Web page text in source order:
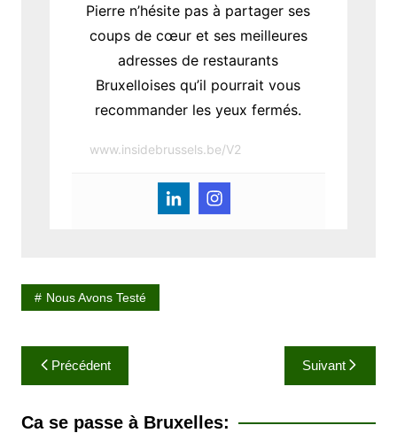
Pierre n’hésite pas à partager ses
coups de cœur et ses meilleures
adresses de restaurants
Bruxelloises qu’il pourrait vous
recommander les yeux fermés.
www.insidebrussels.be/V2
Nous Avons Testé
a
v
Précédent Suivant
Ca se passe à Bruxelles: